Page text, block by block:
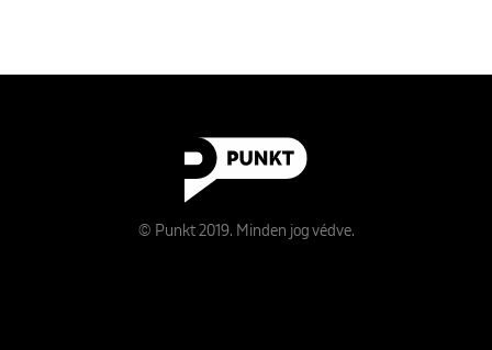
© Punkt 2019. Minden jog védve.